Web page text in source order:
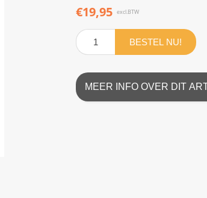
€19,95 excl.BTW
BESTEL NU!
MEER INFO OVER DIT